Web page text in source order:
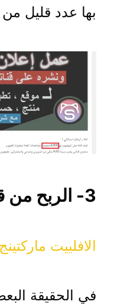
بها عدد قليل
3- الربح من قناتك والافلييت
الافلييت ماركتينج
في الحقيقة